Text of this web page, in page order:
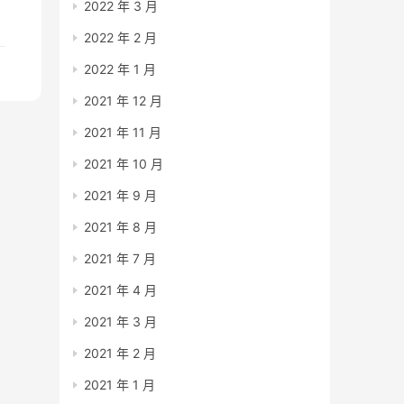
2022 年 3 月
2022 年 2 月
2022 年 1 月
2021 年 12 月
2021 年 11 月
2021 年 10 月
2021 年 9 月
2021 年 8 月
2021 年 7 月
2021 年 4 月
2021 年 3 月
2021 年 2 月
2021 年 1 月